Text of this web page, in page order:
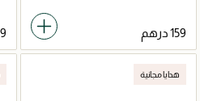
هدايا مجانية